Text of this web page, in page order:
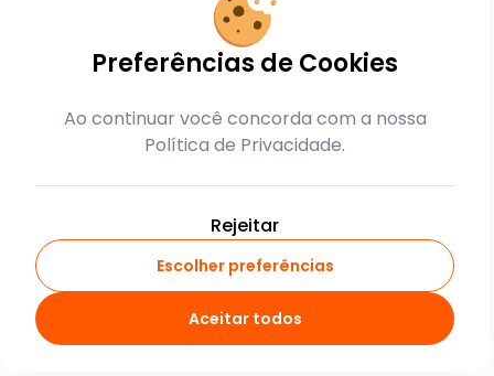
oucrie sua conta
Preferências de Cookies
Ao continuar você concorda com a nossa
Política de Privacidade.
Rejeitar
Escolher preferências
Aceitar todos